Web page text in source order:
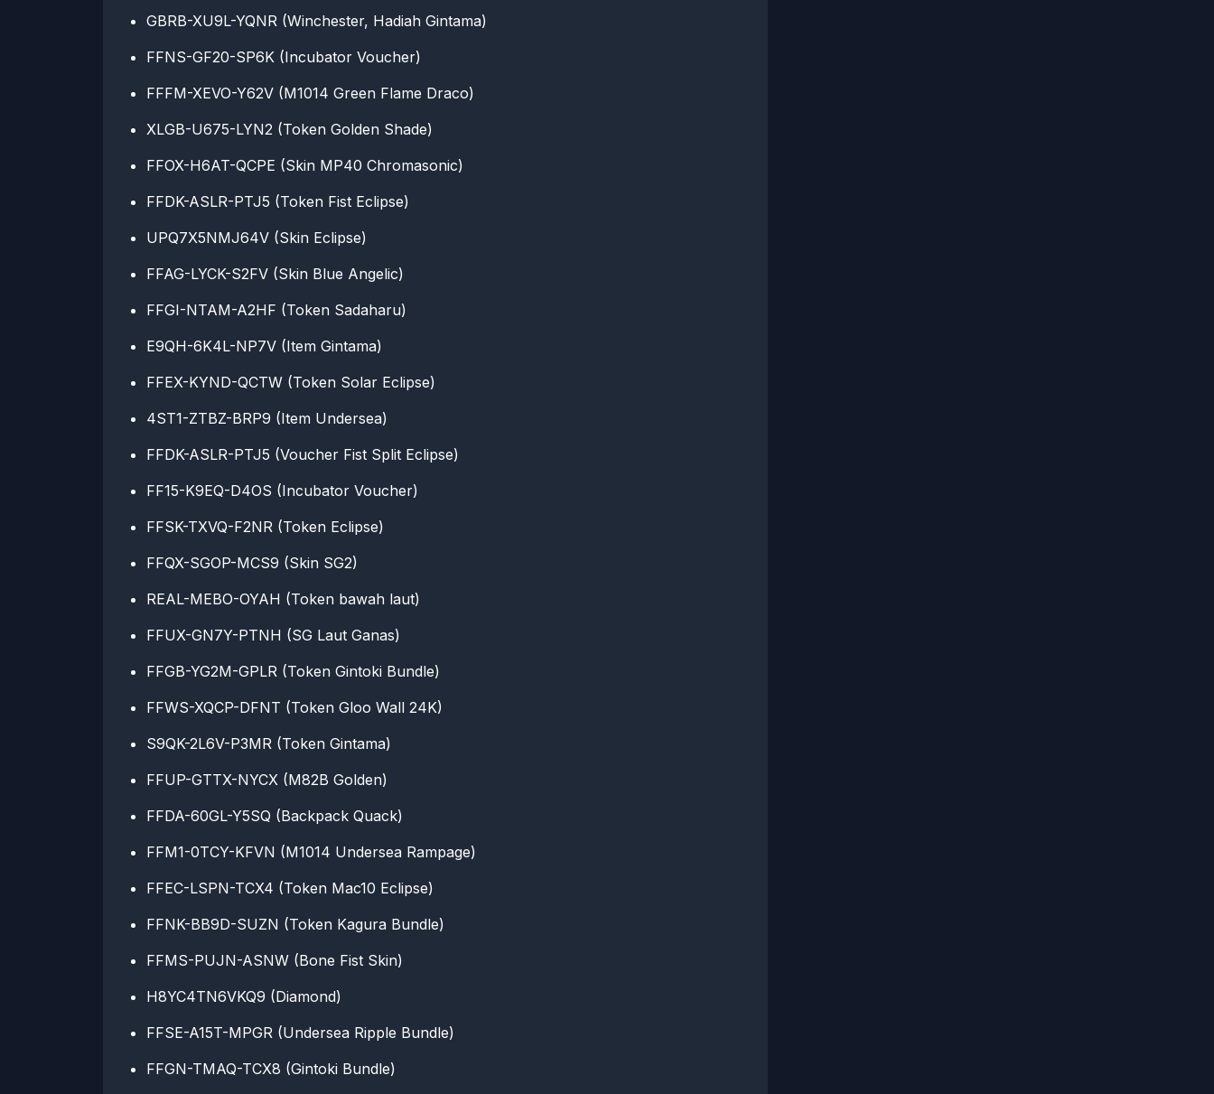
GBRB-XU9L-YQNR (Winchester, Hadiah Gintama)
FFNS-GF20-SP6K (Incubator Voucher)
FFFM-XEVO-Y62V (M1014 Green Flame Draco)
XLGB-U675-LYN2 (Token Golden Shade)
FFOX-H6AT-QCPE (Skin MP40 Chromasonic)
FFDK-ASLR-PTJ5 (Token Fist Eclipse)
UPQ7X5NMJ64V (Skin Eclipse)
FFAG-LYCK-S2FV (Skin Blue Angelic)
FFGI-NTAM-A2HF (Token Sadaharu)
E9QH-6K4L-NP7V (Item Gintama)
FFEX-KYND-QCTW (Token Solar Eclipse)
4ST1-ZTBZ-BRP9 (Item Undersea)
FFDK-ASLR-PTJ5 (Voucher Fist Split Eclipse)
FF15-K9EQ-D4OS (Incubator Voucher)
FFSK-TXVQ-F2NR (Token Eclipse)
FFQX-SGOP-MCS9 (Skin SG2)
REAL-MEBO-OYAH (Token bawah laut)
FFUX-GN7Y-PTNH (SG Laut Ganas)
FFGB-YG2M-GPLR (Token Gintoki Bundle)
FFWS-XQCP-DFNT (Token Gloo Wall 24K)
S9QK-2L6V-P3MR (Token Gintama)
FFUP-GTTX-NYCX (M82B Golden)
FFDA-60GL-Y5SQ (Backpack Quack)
FFM1-0TCY-KFVN (M1014 Undersea Rampage)
FFEC-LSPN-TCX4 (Token Mac10 Eclipse)
FFNK-BB9D-SUZN (Token Kagura Bundle)
FFMS-PUJN-ASNW (Bone Fist Skin)
H8YC4TN6VKQ9 (Diamond)
FFSE-A15T-MPGR (Undersea Ripple Bundle)
FFGN-TMAQ-TCX8 (Gintoki Bundle)